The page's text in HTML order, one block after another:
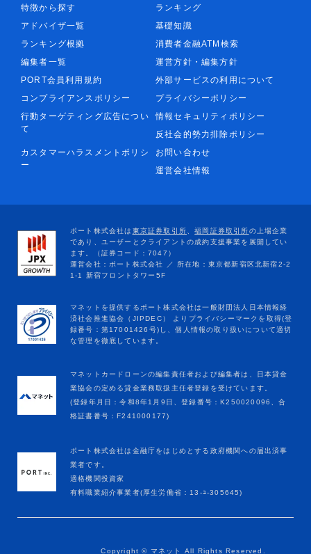
特徴から探す
ランキング
アドバイザ一覧
基礎知識
ランキング根拠
消費者金融ATM検索
編集者一覧
運営方針・編集方針
PORT会員利用規約
外部サービスの利用について
コンプライアンスポリシー
プライバシーポリシー
行動ターゲティング広告につい
て
情報セキュリティポリシー
反社会的勢力排除ポリシー
カスタマーハラスメントポリシ
ー
お問い合わせ
運営会社情報
マネットカードローンの編集責任者および編集者は、日本貸金
業協会の定める貸金業務取扱主任者登録を受けています。
(登録年月日：令和8年1月9日、登録番号：K250020096、合
格証書番号：F241000177)
ポート株式会社は金融庁をはじめとする政府機関への届出済事
業者です。
適格機関投資家
有料職業紹介事業者(厚生労働省：13-ﾕ-305645)